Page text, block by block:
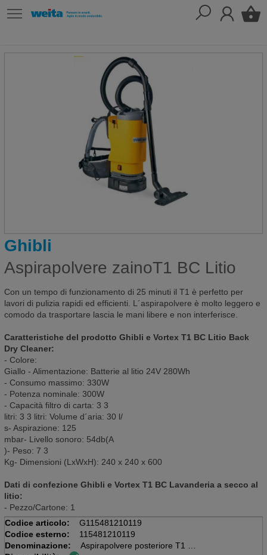
Ghibli
Aspirapolvere zainoT1 BC Litio
Con un tempo di funzionamento di 25 minuti il T1 è perfetto per
lavori di pulizia rapidi ed efficienti. L´aspirapolvere è molto leggero e
comodo da trasportare lascia le mani libere e non interferisce.
Caratteristiche del prodotto Ghibli e Vortex T1 BC Litio Back
Dry Cleaner:
- Colore:
Giallo - Alimentazione: Batterie al litio 24V 280Wh
- Consumo massimo: 330W
- Potenza nominale: 300W
- Capacità filtro di carta: 3 3
litri: 3 3 litri: Volume d´aria: 30 l/
s- Aspirazione: 125
mbar- Livello sonoro: 54db(A
)- Peso: 7 3
Kg- Dimensioni (LxWxH): 240 x 240 x 600
Dati di confezione Ghibli e Vortex T1 BC Lavanderia a secco al
litio:
- Pezzo/Cartone: 1
Codice articolo:
G115481210119
Codice esterno:
115481210119
Denominazione:
Aspirapolvere posteriore T1 BC